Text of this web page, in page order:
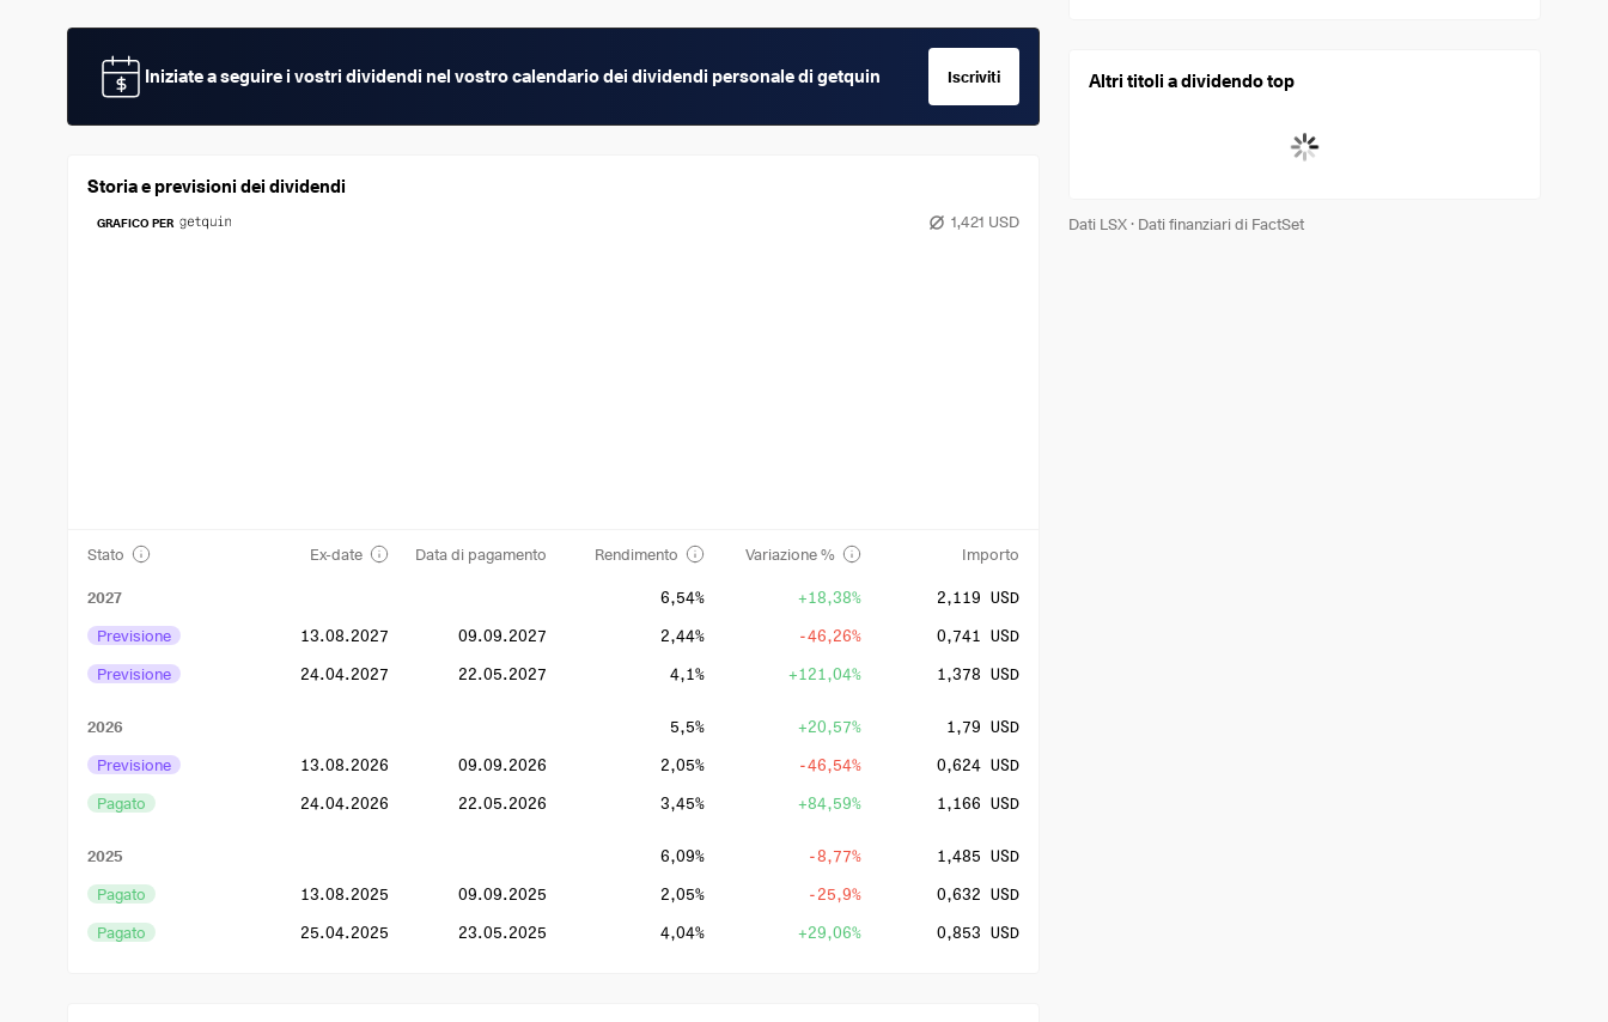
Iniziate a seguire i vostri dividendi nel vostro calendario dei dividendi personale di getquin Iscriviti
Storia e previsioni dei dividendi
1,421 USD
GRAFICO PER
Stato Ex-date Data di pagamento Rendimento Variazione % Importo
2027 6,54% +18,38%
2,119 USD
Previsione
13.08.2027 09.09.2027 2,44% -46,26%
0,741 USD
Previsione
24.04.2027 22.05.2027 4,1% +121,04% 1,378 USD
2026 5,5% +20,57%
1,79 USD
Previsione
13.08.2026 09.09.2026 2,05% -46,54%
0,624 USD
Pagato
24.04.2026 22.05.2026 3,45% +84,59% 1,166 USD
2025 6,09% -8,77%
1,485 USD
Pagato
13.08.2025 09.09.2025 2,05% -25,9%
0,632 USD
Pagato
25.04.2025 23.05.2025 4,04% +29,06% 0,853 USD
Altri titoli a dividendo top
Dati LSX· Dati finanziari di FactSet